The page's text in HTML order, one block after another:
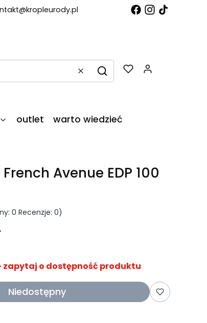
WyczyśćSzukaj
outlet warto wiedzieć
Avenue EDP 100
0 Recenzje: 0)
zapytaj o dostępność produktu
Niedostępny